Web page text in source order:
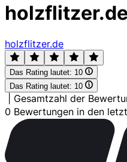
holzflitzer.de
holzflitzer.de
Das Rating lautet: 10
Das Rating lautet: 10
Gesamtzahl der
0 Bewertungen in den